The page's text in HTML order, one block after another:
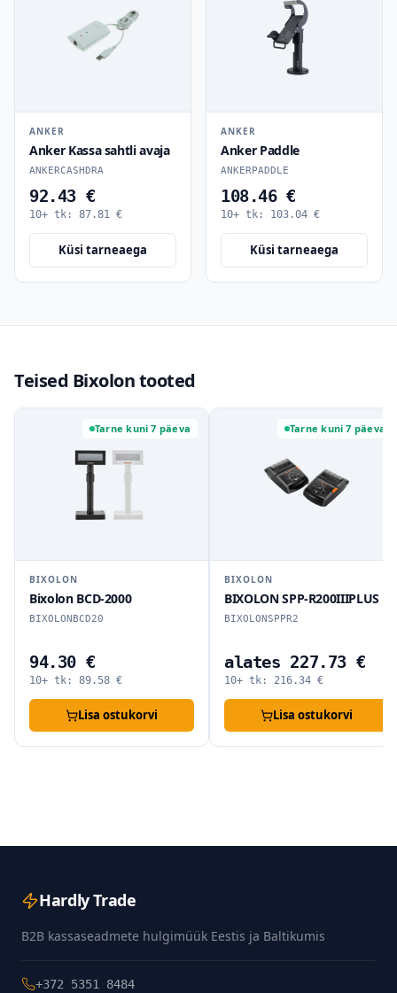
ANKER
Anker Kassa sahtli avaja
ANKERCASHDRA
92.43 €
10+ tk: 87.81 €
Küsi tarneaega
ANKER
Anker Paddle
ANKERPADDLE
108.46 €
10+ tk: 103.04 €
Küsi tarneaega
Teised Bixolon tooted
Tarne kuni 7 päeva
BIXOLON
Bixolon BCD-2000
BIXOLONBCD20
94.30 €
10+ tk: 89.58 €
Lisa ostukorvi
Tarne kuni 7 päeva
BIXOLON
BIXOLON SPP-R200IIIPLUS
BIXOLONSPPR2
alates 227.73 €
10+ tk: 216.34 €
Lisa ostukorvi
Hardly Trade
B2B kassaseadmete hulgimüük Eestis ja Baltikumis
+372 5351 8484